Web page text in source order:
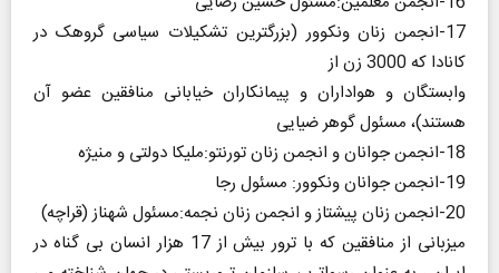
17-انجمن زنان ونکوور (بزرگترین تشکیلات سیاسی گروهک در
کانادا که 3000 زن از
وابستگان و هواداران و پیمانکاران خیابانی منافقین عضو آن
هستند)، مسئول گوهر ضیایی
18-انجمن جوانان و انجمن زنان تورنتو:ملیکا دولتی و منیژه
19-انجمن جوانان ونکوور: مسئول رجا
20-انجمن زنان پیشتاز و انجمن زنان نجمه:مسئول شهناز (قراچه)
میزبانی از منافقین که با ترور بیش از 17 هزار انسان بی گناه در